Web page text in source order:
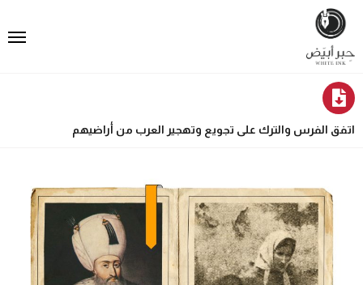
اتفق الفرس والترك على تجويع وتهجير العرب من أراضيهم